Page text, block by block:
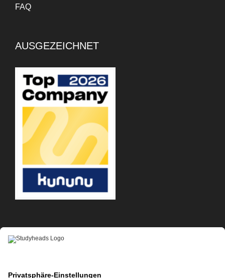
FAQ
AUSGEZEICHNET